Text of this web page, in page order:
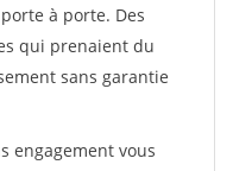
à porte. Des
qui prenaient du
sans garantie
engagement vous